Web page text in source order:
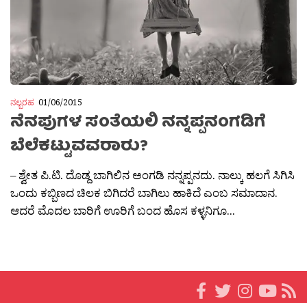
ನಲ್ಬರಹ 01/06/2015
ನೆನಪುಗಳ ಸಂತೆಯಲಿ ನನ್ನಪ್ಪನಂಗಡಿಗೆ
ಬೆಲೆಕಟ್ಟುವವರಾರು?
– ಶ್ವೇತ ಪಿ.ಟಿ. ದೊಡ್ದ ಬಾಗಿಲಿನ ಅಂಗಡಿ ನನ್ನಪ್ಪನದು. ನಾಲ್ಕು ಹಲಗೆ ಸಿಗಿಸಿ
ಒಂದು ಕಬ್ಬಿಣದ ಚಿಲಕ ಬಿಗಿದರೆ ಬಾಗಿಲು ಹಾಕಿದೆ ಎಂಬ ಸಮಾದಾನ.
ಆದರೆ ಮೊದಲ ಬಾರಿಗೆ ಊರಿಗೆ ಬಂದ ಹೊಸ ಕಳ್ಳನಿಗೂ...